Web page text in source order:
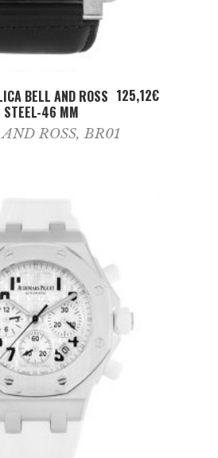
ADD TO CART
BELL AND ROSS
46 MM
125,12€
ROSS,BR01